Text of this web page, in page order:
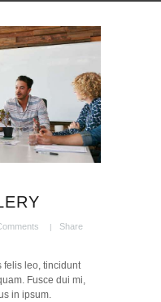
Share
felis leo, tincidunt
Fusce dui mi,
in ipsum.